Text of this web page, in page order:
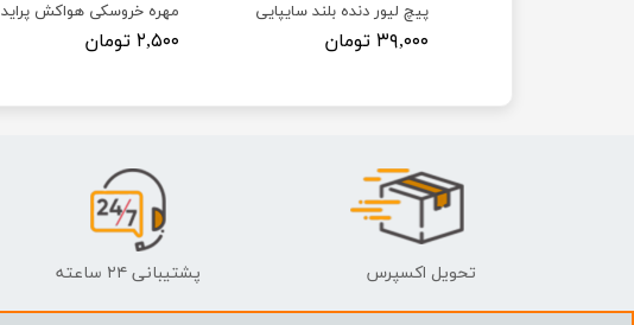
مهره خروسکی هواکش پراید
۲,۵۰۰ تومان
پیچ لیور دنده بلند سایپایی
۳۹,۰۰۰ تومان
تحویل اکسپرس پشتیبانی ۲۴ ساعته